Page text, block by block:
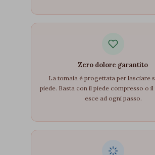
Zero dolore garantito
La tomaia è progettata per lasciare
piede. Basta con il piede compresso o
esce ad ogni passo.